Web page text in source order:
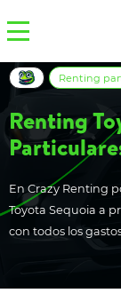
Renting
En Crazy Renting
Toyota Sequoia a
con todos los
Renting